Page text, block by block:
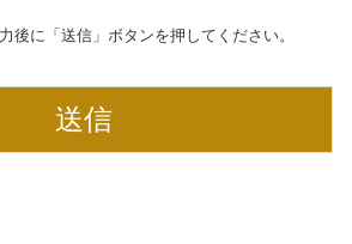
後に「送信」ボタンを押してください。